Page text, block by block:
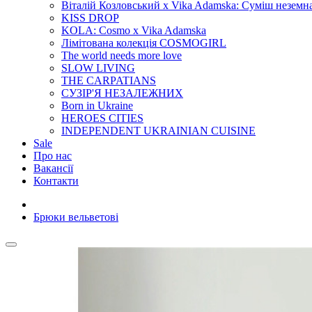
Віталій Козловський x Vika Adamska: Суміш
KISS DROP
KOLA: Cosmo x Vika Adamska
Лімітована колекція COSMOGIRL
The world needs more love
SLOW LIVING
THE CARPATIANS
СУЗІР'Я НЕЗАЛЕЖНИХ
Born in Ukraine
HEROES CITIES
INDEPENDENT UKRAINIAN CUISINE
Sale
Про нас
Вакансії
Контакти
Брюки вельветові